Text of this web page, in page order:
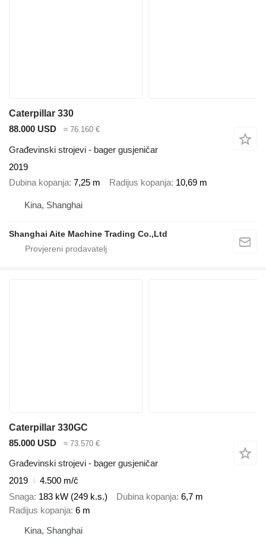
Caterpillar 330
88.000 USD
≈ 76.160 €
Građevinski strojevi - bager gusjeničar
2019
Dubina kopanja 7,25 m Radijus kopanja 10,69 m
Kina, Shanghai
Shanghai Aite Machine Trading Co.,Ltd
Caterpillar 330GC
85.000 USD
≈ 73.570 €
Građevinski strojevi - bager gusjeničar
2019
4.500 m/č
Snaga 183 kW (249 k.s.) Dubina kopanja 6,7 m
Radijus kopanja 6 m
Kina, Shanghai